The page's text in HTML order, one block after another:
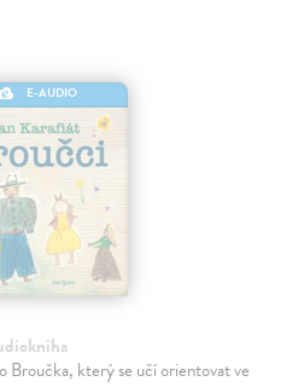
E-AUDIO
Broučka, který se učí orientovat ve